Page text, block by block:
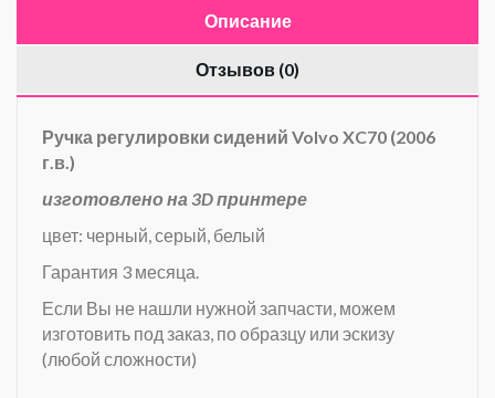
Описание
Отзывов (0)
Ручка регулировки сидений Volvo XC70 (2006
г.в.)
изготовлено на 3D принтере
цвет: черный, серый, белый
Гарантия 3 месяца.
Если Вы не нашли нужной запчасти, можем
изготовить под заказ, по образцу или эскизу
(любой сложности)